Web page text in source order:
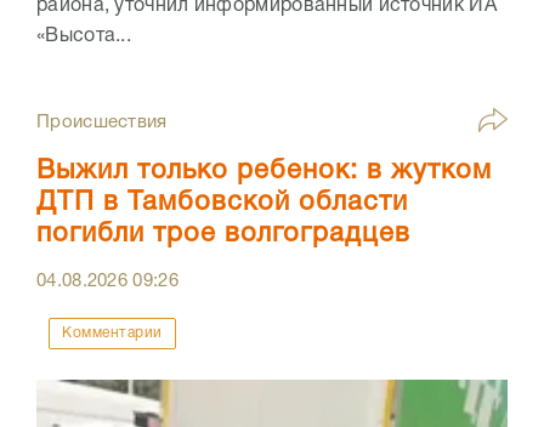
района, уточнил информированный источник ИА
«Высота...
Происшествия
Выжил только ребенок: в жутком
ДТП в Тамбовской области
погибли трое волгоградцев
04.08.202609:26
Комментарии